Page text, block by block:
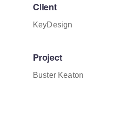
Client
KeyDesign
Project
Buster Keaton